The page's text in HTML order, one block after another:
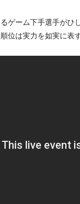
ゲーム下手選手がひ
位は実力を如実に表